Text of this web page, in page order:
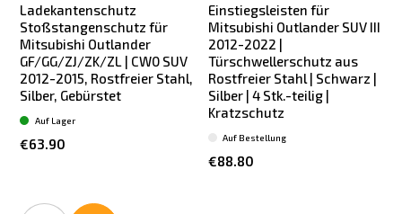
Ladekantenschutz
Stoßstangenschutz für
Mitsubishi Outlander
GF/GG/ZJ/ZK/ZL | CW0 SUV
2012-2015, Rostfreier Stahl,
Silber, Gebürstet
€63.90
Auf Lager
Einstiegsleisten für
Mitsubishi Outlander SUV III
2012-2022 |
Türschwellerschutz aus
Rostfreier Stahl | Schwarz |
Silber | 4 Stk.-teilig |
Kratzschutz
€88.80
Auf Bestellung